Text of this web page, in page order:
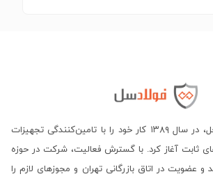
هلدینگ پترو سازه ساحل، در سال ۱۳۸۹ کار خود را با تامین‌کنندگی تجهیزات
ثابت آغاز کرد. با گسترش فعالیت، شرکت در حوزه
و عضویت در اتاق بازرگانی تهران و مجوزهای لازم را